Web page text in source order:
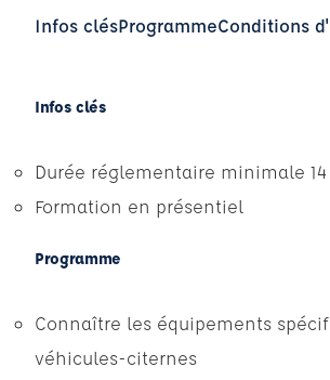
Infos clésProgrammeConditions
Infos clés
Durée réglementaire minimale 14
Formation en présentiel
Programme
Connaître les équipements
véhicules-citernes